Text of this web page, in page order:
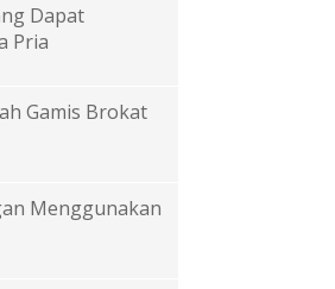
Dapat
Pria
Gamis Brokat
Menggunakan